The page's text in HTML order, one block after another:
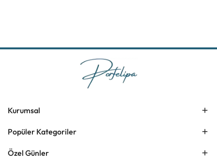
Kurumsal
Popüler Kategoriler
Özel Günler